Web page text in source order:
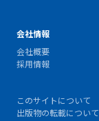
会社情報
会社概要
採用情報
このサイトについて
出版物の転載について